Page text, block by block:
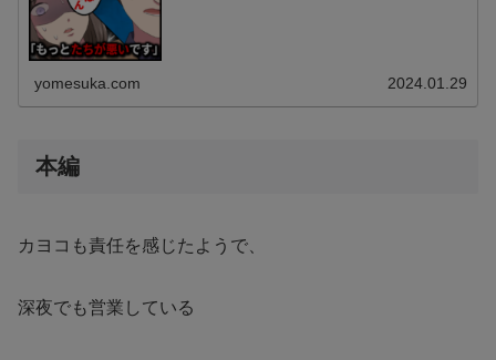
yomesuka.com 2024.01.29
本編
カヨコも責任を感じたようで、
深夜でも営業している